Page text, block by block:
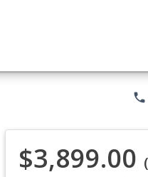
phone
$3,899.00